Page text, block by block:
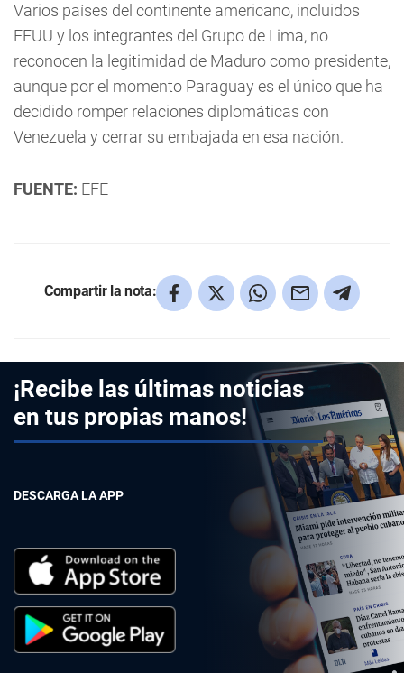
Varios países del continente americano, incluidos
EEUU y los integrantes del Grupo de Lima, no
reconocen la legitimidad de Maduro como presidente,
aunque por el momento Paraguay es el único que ha
decidido romper relaciones diplomáticas con
Venezuela y cerrar su embajada en esa nación.
FUENTE: EFE
Compartir la nota:
¡Recibe las últimas noticias
en tus propias manos!
DESCARGA LA APP